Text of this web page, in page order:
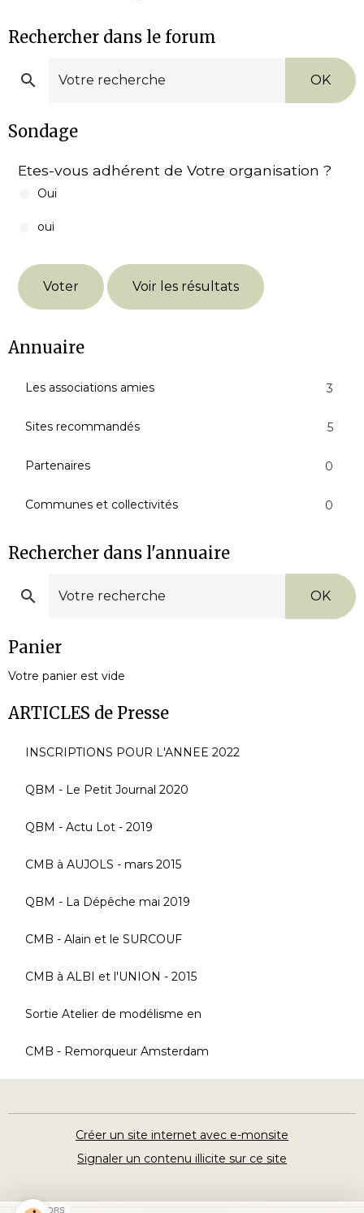
Rechercher dans le forum
OK
Sondage
Etes-vous adhérent de Votre organisation ?
Oui
oui
Voter Voir les résultats
Annuaire
Les associations amies 3
Sites recommandés 5
Partenaires 0
Communes et collectivités 0
Rechercher dans l'annuaire
OK
Panier
Votre panier est vide
ARTICLES de Presse
INSCRIPTIONS POUR L'ANNEE 2022
QBM - Le Petit Journal 2020
QBM - Actu Lot - 2019
CMB à AUJOLS - mars 2015
QBM - La Dépêche mai 2019
CMB - Alain et le SURCOUF
CMB à ALBI et l'UNION - 2015
Sortie Atelier de modélisme en
CMB - Remorqueur Amsterdam
Créer un site internet avec e-monsite
Signaler un contenu illicite sur ce site
SPONSORS